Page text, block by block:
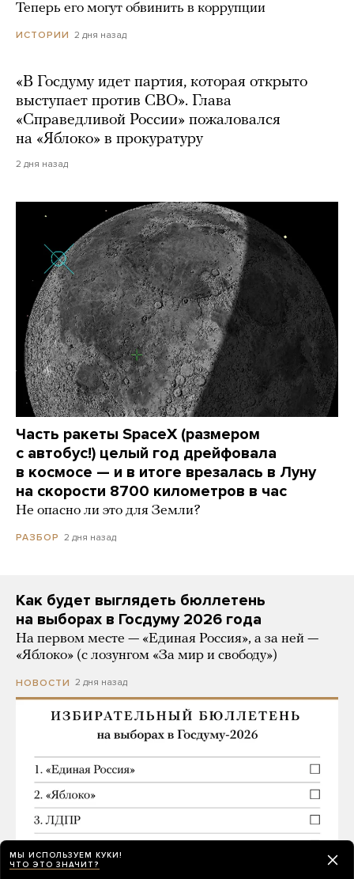
Теперь его могут обвинить в коррупции
ИСТОРИИ 2 дня назад
«В Госдуму идет партия, которая открыто
выступает против СВО». Глава
«Справедливой России» пожаловался
на «Яблоко» в прокуратуру
2 дня назад
Часть ракеты SpaceX (размером
с автобус!) целый год дрейфовала
в космосе — и в итоге врезалась в Луну
на скорости 8700 километров в час
Не опасно ли это для Земли?
РАЗБОР 2 дня назад
Как будет выглядеть бюллетень
на выборах в Госдуму 2026 года
На первом месте — «Единая Россия», а за ней —
«Яблоко» (с лозунгом «За мир и свободу»)
НОВОСТИ 2 дня назад
МЫ ИСПОЛЬЗУЕМ КУКИ!
ЧТО ЭТО ЗНАЧИТ?